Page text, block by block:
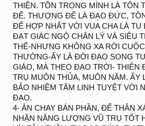
THIỆN. TÔN TRỌNG MÌNH LÀ TÔN
ĐẾ. THƯỢNG ĐẾ LÀ ĐẠO ĐỨC,
ĐỂ HỢP NHẤT VỚI VUA CHA LÀ TU
ĐẠT GIÁC NGỘ CHÂN LÝ VÀ SIÊU
THẾ-NHƯNG KHÔNG XA RỜI
THƯỜNG-ẤY LÀ ĐỜI ĐẠO SONG
GIÁO, MÀ THEO ĐẠO TRỜI- THIÊN
TRỤ MUÔN THỦA, MUÔN NĂM. ẤY
BẢO NHIỆM TÂM LINH TUYỆT VỜI
ĐẠO.
4- ĂN CHAY BÁN PHẦN, ĐỂ THÂN
NHẬN NĂNG LƯỢNG VŨ TRỤ TỐT